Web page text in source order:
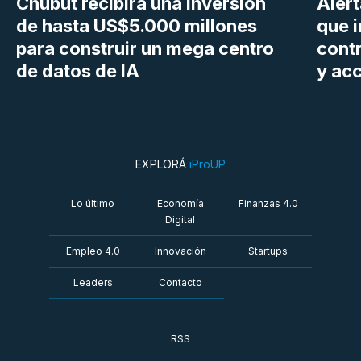
de hasta US$5.000 millones
para construir un mega centro
de datos de IA
que
y
EXPLORÁ iProUP
Lo último
Economía
Digital
Finanzas 4.0
Empleo 4.0 Innovación Startups
Leaders Contacto
RSS